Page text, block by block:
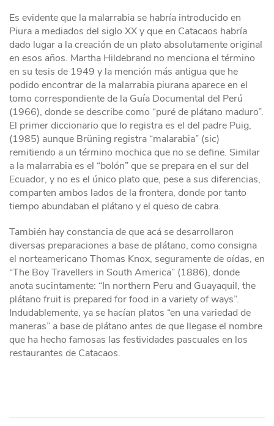
Es evidente que la malarrabia se habría introducido en
Piura a mediados del siglo XX y que en Catacaos habría
dado lugar a la creación de un plato absolutamente original
en esos años. Martha Hildebrand no menciona el término
en su tesis de 1949 y la mención más antigua que he
podido encontrar de la malarrabia piurana aparece en el
tomo correspondiente de la Guía Documental del Perú
(1966), donde se describe como “puré de plátano maduro”.
El primer diccionario que lo registra es el del padre Puig,
(1985) aunque Brüning registra “malarabia” (sic)
remitiendo a un término mochica que no se define. Similar
a la malarrabia es el “bolón” que se prepara en el sur del
Ecuador, y no es el único plato que, pese a sus diferencias,
comparten ambos lados de la frontera, donde por tanto
tiempo abundaban el plátano y el queso de cabra.
También hay constancia de que acá se desarrollaron
diversas preparaciones a base de plátano, como consigna
el norteamericano Thomas Knox, seguramente de oídas, en
“The Boy Travellers in South America” (1886), donde
anota sucintamente: “In northern Peru and Guayaquil, the
plátano fruit is prepared for food in a variety of ways”.
Indudablemente, ya se hacían platos “en una variedad de
maneras” a base de plátano antes de que llegase el nombre
que ha hecho famosas las festividades pascuales en los
restaurantes de Catacaos.